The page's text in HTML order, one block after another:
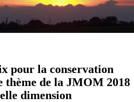
pour la conservation
thème de la JMOM 2018
dimension